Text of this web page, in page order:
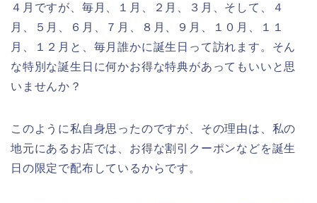
４月ですが、毎月、１月、２月、３月、そして、４
月、５月、６月、７月、８月、９月、１０月、１１
月、１２月と、毎月誰かに誕生日って訪れます。そん
な特別な誕生日に何かお得な特典があってもいいと思
いませんか？
このように私自身思ったのですが、その理由は、私の
地元にあるお店では、お得な割引クーポンなどを誕生
日の限定で配布しているからです。